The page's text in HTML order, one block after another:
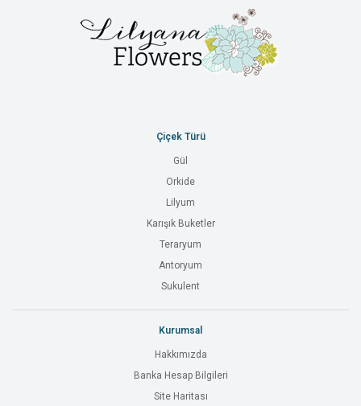
Çiçek Türü
Gül
Orkide
Lilyum
Karışık Buketler
Teraryum
Antoryum
Sukulent
Kurumsal
Hakkımızda
Banka Hesap Bilgileri
Site Haritası